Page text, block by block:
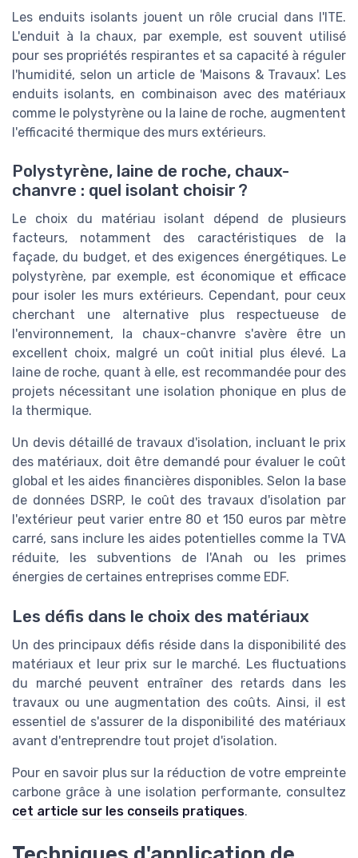
Les enduits isolants jouent un rôle crucial dans l'ITE.
L'enduit à la chaux, par exemple, est souvent utilisé
pour ses propriétés respirantes et sa capacité à réguler
l'humidité, selon un article de 'Maisons & Travaux'. Les
enduits isolants, en combinaison avec des matériaux
comme le polystyrène ou la laine de roche, augmentent
l'efficacité thermique des murs extérieurs.
Polystyrène, laine de roche, chaux-
chanvre : quel isolant choisir ?
Le choix du matériau isolant dépend de plusieurs
facteurs, notamment des caractéristiques de la
façade, du budget, et des exigences énergétiques. Le
polystyrène, par exemple, est économique et efficace
pour isoler les murs extérieurs. Cependant, pour ceux
cherchant une alternative plus respectueuse de
l'environnement, la chaux-chanvre s'avère être un
excellent choix, malgré un coût initial plus élevé. La
laine de roche, quant à elle, est recommandée pour des
projets nécessitant une isolation phonique en plus de
la thermique.
Un devis détaillé de travaux d'isolation, incluant le prix
des matériaux, doit être demandé pour évaluer le coût
global et les aides financières disponibles. Selon la base
de données DSRP, le coût des travaux d'isolation par
l'extérieur peut varier entre 80 et 150 euros par mètre
carré, sans inclure les aides potentielles comme la TVA
réduite, les subventions de l'Anah ou les primes
énergies de certaines entreprises comme EDF.
Les défis dans le choix des matériaux
Un des principaux défis réside dans la disponibilité des
matériaux et leur prix sur le marché. Les fluctuations
du marché peuvent entraîner des retards dans les
travaux ou une augmentation des coûts. Ainsi, il est
essentiel de s'assurer de la disponibilité des matériaux
avant d'entreprendre tout projet d'isolation.
Pour en savoir plus sur la réduction de votre empreinte
carbone grâce à une isolation performante, consultez
cet article sur les conseils pratiques.